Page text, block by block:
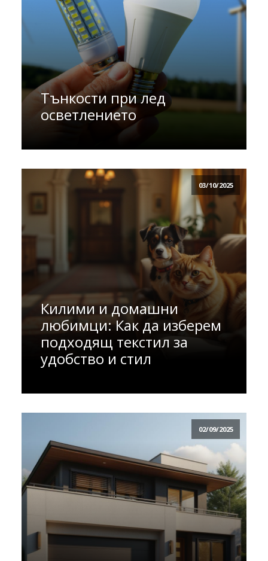
Тънкости при лед
осветлението
03/10/2025
Килими и домашни
любимци: Как да изберем
подходящ текстил за
удобство и стил
02/09/2025